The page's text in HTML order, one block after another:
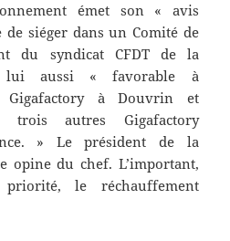
émet son « avis
siéger dans un Comité de
du syndicat CFDT de la
lui aussi « favorable à
Gigafactory à Douvrin et
autres Gigafactory
» Le président de la
opine du chef. L’important,
le réchauffement